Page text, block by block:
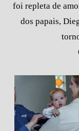
foi repleta de
dos papais,